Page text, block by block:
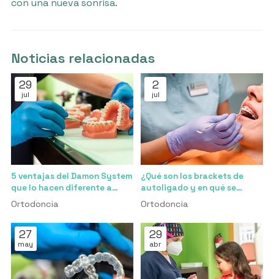
Noticias relacionadas
29
jul
5 ventajas del Damon System
que lo hacen diferente a
cualquier otro bracket
Ortodoncia
2
jul
¿Qué son los brackets de
autoligado y en qué se
diferencian de los
Ortodoncia
27
may
29
abr